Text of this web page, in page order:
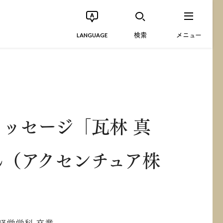
LANGUAGE 検索 メニュー
セージ「瓦林 真
アクセンチュア株